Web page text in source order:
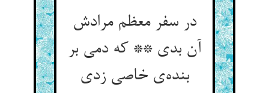
در سفر معظم مرادش
آن بدی ** که دمی بر
بنده‌ی خاصی زدی